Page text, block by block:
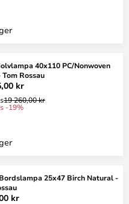
40x110 PC/Nonwoven
Rossau
kr
19 260,00 kr
-19%
25x47 Birch Natural -
kr